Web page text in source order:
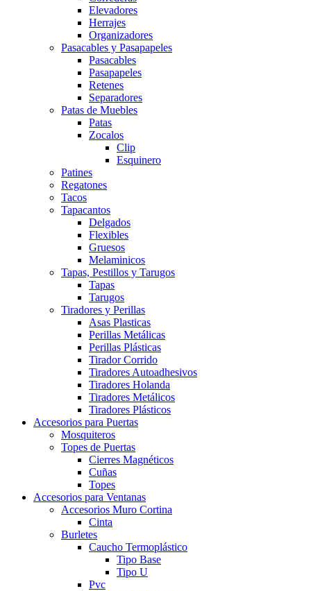
Elevadores
Herrajes
Organizadores
Pasacables y Pasapapeles
Pasacables
Pasapapeles
Retenes
Separadores
Patas de Muebles
Patas
Zocalos
Clip
Esquinero
Patines
Regatones
Tacos
Tapacantos
Delgados
Flexibles
Gruesos
Melaminicos
Tapas, Pestillos y Tarugos
Tapas
Tarugos
Tiradores y Perillas
Asas Plasticas
Perillas Metálicas
Perillas Plásticas
Tirador Corrido
Tiradores Autoadhesivos
Tiradores Holanda
Tiradores Metálicos
Tiradores Plásticos
Accesorios para Puertas
Mosquiteros
Topes de Puertas
Cierres Magnéticos
Cuñas
Topes
Accesorios para Ventanas
Accesorios Muro Cortina
Cinta
Burletes
Caucho Termoplástico
Tipo Base
Tipo U
Pvc